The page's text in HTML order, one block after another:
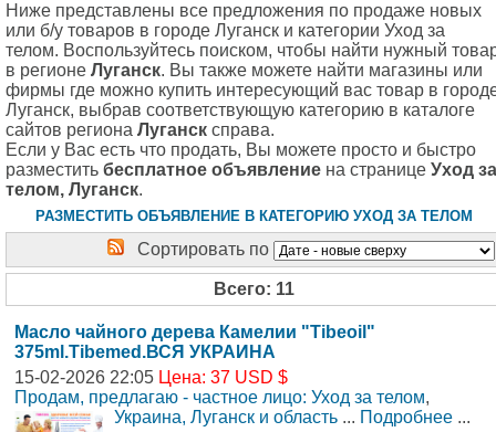
Ниже представлены все предложения по продаже новых
или б/у товаров в городе Луганск и категории Уход за
телом. Воспользуйтесь поиском, чтобы найти нужный
в регионе Луганск. Вы также можете найти магазины или
фирмы где можно купить интересующий вас товар в
Луганск, выбрав соответствующую категорию в каталоге
сайтов региона Луганск справа.
Если у Вас есть что продать, Вы можете просто и быстро
разместить бесплатное объявление на странице Уход за
телом, Луганск.
РАЗМЕСТИТЬ ОБЪЯВЛЕНИЕ В КАТЕГОРИЮ УХОД ЗА ТЕЛОМ
Сортировать по
Всего: 11
Масло чайного дерева Камелии "Tibeoil"
375ml.Tibemed.ВСЯ УКРАИНА
15-02-2026 22:05 Цена: 37 USD $
Продам, предлагаю - частное лицо: Уход за телом,
Украина, Луганск и область ... Подробнее ...